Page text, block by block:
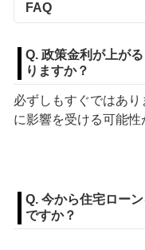
FAQ
Q. 政策金利が上が
りますか？
必ずしもすぐではあ
に影響を受ける可能性
Q. 今から住宅ロー
ですか？